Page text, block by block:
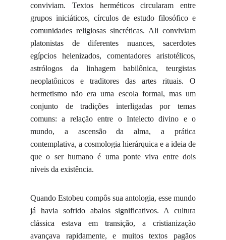
conviviam. Textos herméticos circularam entre
grupos iniciáticos, círculos de estudo filosófico e
comunidades religiosas sincréticas. Ali conviviam
platonistas de diferentes nuances, sacerdotes
egípcios helenizados, comentadores aristotélicos,
astrólogos da linhagem babilônica, teurgistas
neoplatônicos e traditores das artes rituais. O
hermetismo não era uma escola formal, mas um
conjunto de tradições interligadas por temas
comuns: a relação entre o Intelecto divino e o
mundo, a ascensão da alma, a prática
contemplativa, a cosmologia hierárquica e a ideia de
que o ser humano é uma ponte viva entre dois
níveis da existência.
Quando Estobeu compôs sua antologia, esse mundo
já havia sofrido abalos significativos. A cultura
clássica estava em transição, a cristianização
avançava rapidamente, e muitos textos pagãos